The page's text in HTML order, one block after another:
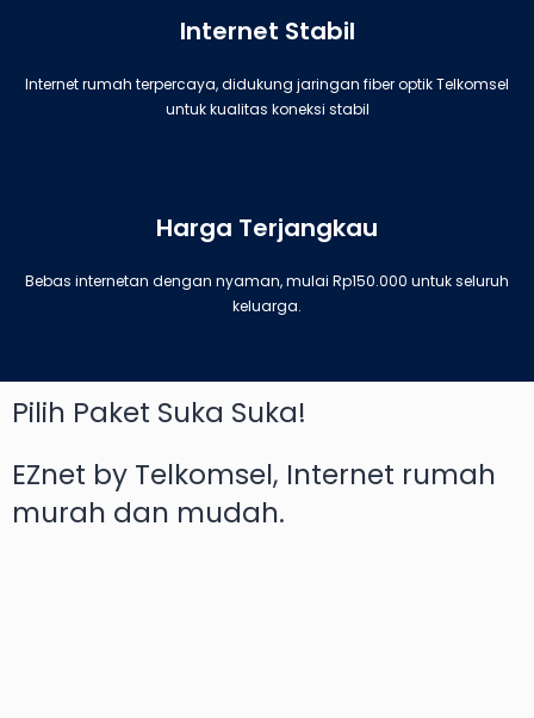
Internet Stabil
Internet rumah terpercaya, didukung jaringan fiber optik Telkomsel
untuk kualitas koneksi stabil
Harga Terjangkau
Bebas internetan dengan nyaman, mulai Rp150.000 untuk seluruh
keluarga.
Pilih Paket Suka Suka!
EZnet by Telkomsel, Internet rumah
murah dan mudah.